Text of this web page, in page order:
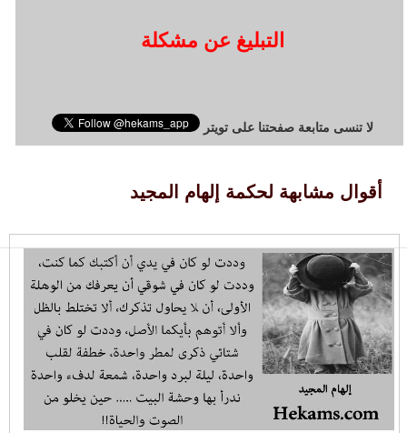
التبليغ عن مشكلة
لا تنسى متابعة صفحتنا على تويتر
أقوال مشابهة لحكمة إلهام المجيد